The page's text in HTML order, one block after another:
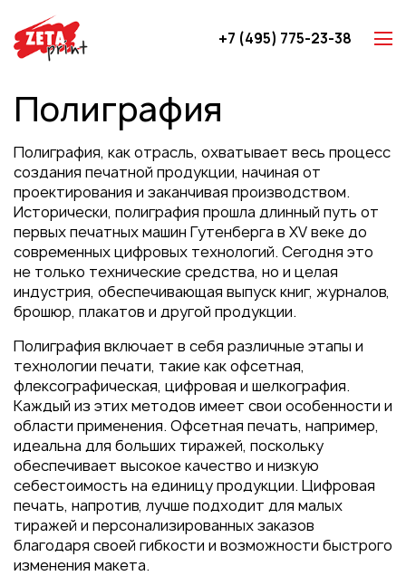
Брошюры
Игральные карты
Каталоги
Листовки
Книги
Папки
Календари
Упаковка
Блокноты с логотипом
Пакеты
Конверты
Журналы
Полиграфия для выставок
под ключ
Полиграфия к выборам 2026
+7 (495) 775-23-38
Полиграфия
Полиграфия, как отрасль, охватывает весь процесс
создания печатной продукции, начиная от
проектирования и заканчивая производством.
Исторически, полиграфия прошла длинный путь от
первых печатных машин Гутенберга в XV веке до
современных цифровых технологий. Сегодня это
не только технические средства, но и целая
индустрия, обеспечивающая выпуск книг, журналов,
брошюр, плакатов и другой продукции.
Полиграфия включает в себя различные этапы и
технологии печати, такие как офсетная,
флексографическая, цифровая и шелкография.
Каждый из этих методов имеет свои особенности и
области применения. Офсетная печать, например,
идеальна для больших тиражей, поскольку
обеспечивает высокое качество и низкую
себестоимость на единицу продукции. Цифровая
печать, напротив, лучше подходит для малых
тиражей и персонализированных заказов
благодаря своей гибкости и возможности быстрого
изменения макета.